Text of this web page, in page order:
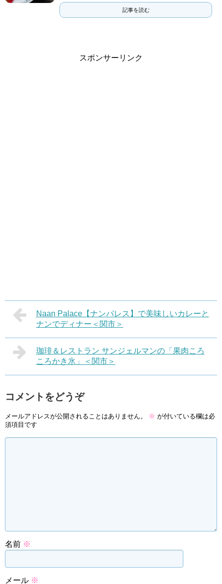
記事を読む
スポンサーリンク
Naan Palace【ナンパレス】で美味しいカレーと
ナンでディナー＜関市＞
珈琲＆レストラン サンジェルマンの「果肉ころ
ころかき氷」＜関市＞
コメントをどうぞ
メールアドレスが公開されることはありません。 ※ が付いている欄は必
須項目です
名前 ※
メール ※